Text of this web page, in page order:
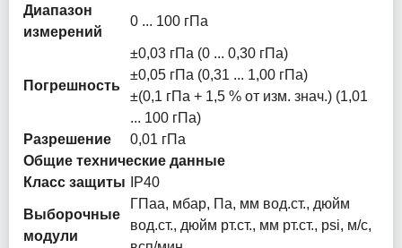
Диапазон
измерений
0 ... 100 гПа
Погрешность
±0,03 гПа (0 ... 0,30 гПа)
±0,05 гПа (0,31 ... 1,00 гПа)
±(0,1 гПа + 1,5 % от изм. знач.) (1,01
... 100 гПа)
Разрешение
0,01 гПа
Общие технические данные
Класс защиты
IP40
Выборочные
модули
ГПаa, мбар, Па, мм вод.ст., дюйм
вод.ст., дюйм рт.ст., мм рт.ст., psi, м/с,